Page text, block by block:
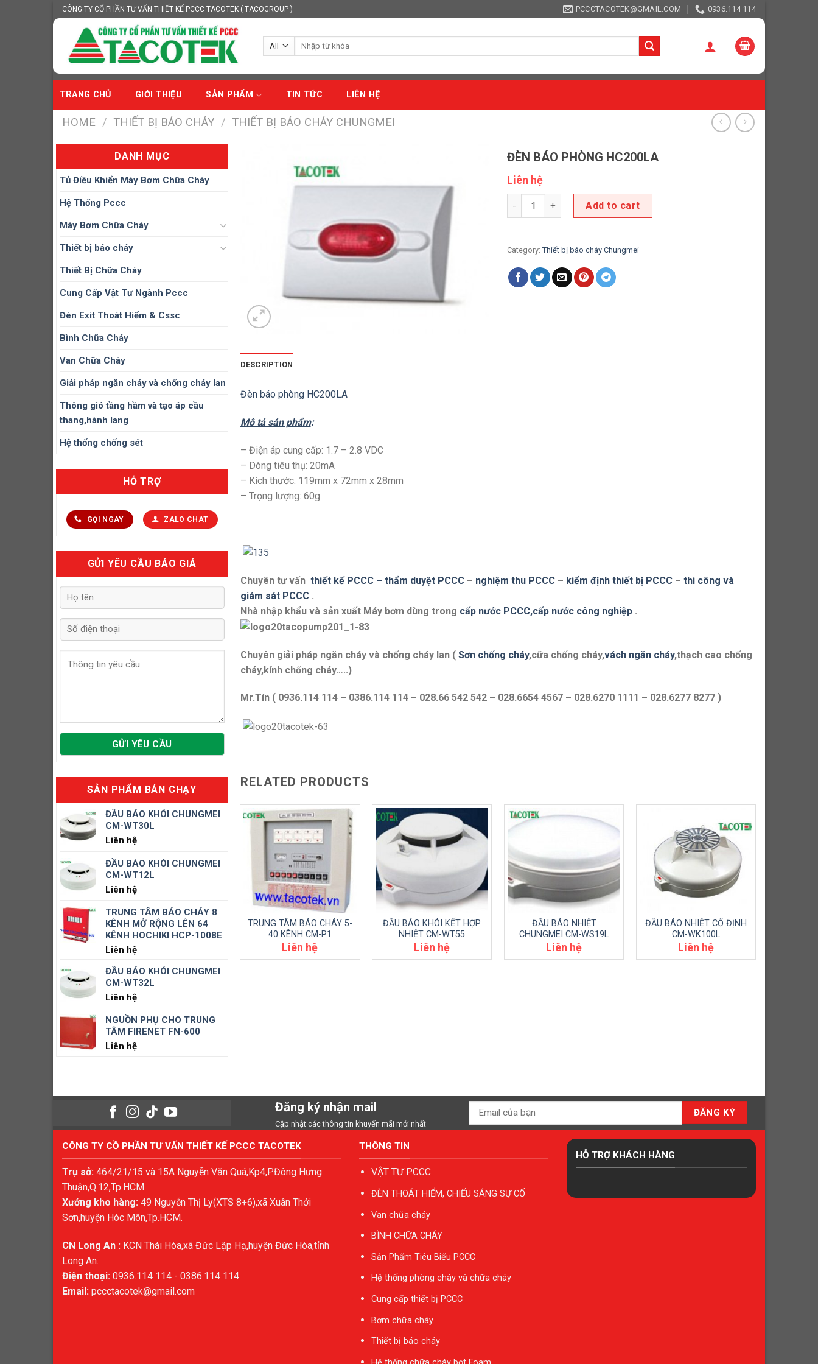
Skip
to
content
CÔNG TY CỔ PHẦN TƯ VẤN THIẾT KẾ PCCC TACOTEK ( TACOGROUP ) PCCCTACOTEK@GMAIL.COM 0936.114 114
Search
TRANG CHỦ GIỚI THIỆU SẢN PHẨM TIN TỨC LIÊN HỆ
HOME / THIẾT BỊ BÁO CHÁY / THIẾT BỊ BÁO CHÁY CHUNGMEI
DANH MỤC
Tủ Điều Khiển Máy Bơm Chữa Cháy
Hệ Thống Pccc
Máy Bơm Chữa Cháy
Thiết bị báo cháy
Thiết Bị Chữa Cháy
Cung Cấp Vật Tư Ngành Pccc
Đèn Exit Thoát Hiểm & Cssc
Bình Chữa Cháy
Van Chữa Cháy
Giải pháp ngăn cháy và chống cháy lan
Thông gió tầng hầm và tạo áp cầu
thang,hành lang
Hệ thống chống sét
HỖ TRỢ
GỌI NGAY ZALO CHAT
GỬI YÊU CẦU BÁO GIÁ
SẢN PHẨM BÁN CHẠY
ĐẦU BÁO KHÓI CHUNGMEI
CM-WT30L
Liên hệ
ĐẦU BÁO KHÓI CHUNGMEI
CM-WT12L
Liên hệ
TRUNG TÂM BÁO CHÁY 8
KÊNH MỞ RỘNG LÊN 64
KÊNH HOCHIKI HCP-1008E
Liên hệ
ĐẦU BÁO KHÓI CHUNGMEI
CM-WT32L
Liên hệ
NGUỒN PHỤ CHO TRUNG
TÂM FIRENET FN-600
Liên hệ
ĐÈN BÁO PHÒNG HC200LA
Liên hệ
ĐÈN BÁO PHÒNG HC200LA quantity
Add to cart
Category:Thiết bị báo cháy Chungmei
DESCRIPTION
Đèn báo phòng HC200LA
Mô tả sản phẩm:
– Điện áp cung cấp: 1.7 – 2.8 VDC
– Dòng tiêu thụ: 20mA
– Kích thước: 119mm x 72mm x 28mm
– Trọng lượng: 60g
Chuyên tư vấn thiết kế PCCC – thẩm duyệt PCCC – nghiệm thu PCCC – kiểm định thiết bị PCCC – thi công và
giám sát PCCC.
Nhà nhập khẩu và sản xuất Máy bơm dùng trong cấp nước PCCC,cấp nước công nghiệp.
Chuyên giải pháp ngăn cháy và chống cháy lan ( Sơn chống cháy,cữa chống cháy,vách ngăn cháy,thạch cao chống
cháy,kính chống cháy…..)
Mr.Tín ( 0936.114 114 – 0386.114 114 – 028.66 542 542 – 028.6654 4567 – 028.6270 1111 – 028.6277 8277 )
RELATED PRODUCTS
TRUNG TÂM BÁO CHÁY 5-
40 KÊNH CM-P1
Liên hệ
ĐẦU BÁO KHÓI KẾT HỢP
NHIỆT CM-WT55
Liên hệ
ĐẦU BÁO NHIỆT
CHUNGMEI CM-WS19L
Liên hệ
ĐẦU BÁO NHIỆT CỐ ĐỊNH
CM-WK100L
Liên hệ
NHIỆT GIA TĂNG
ĐỊNH CM-WSK701
CHUNGMEI CM-FP1
Liên hệ
Đăng ký nhận mail
Cập nhật các thông tin khuyến mãi mới nhất
CÔNG TY CỒ PHẦN TƯ VẤN THIẾT KẾ PCCC TACOTEK
Trụ sở: 464/21/15 và 15A Nguyễn Văn Quá,Kp4,P.Đông Hưng
Thuận,Q.12,Tp.HCM.
Xưởng kho hàng: 49 Nguyễn Thị Ly(XTS 8+6),xã Xuân Thới
Sơn,huyện Hóc Môn,Tp.HCM.
CN Long An : KCN Thái Hòa,xã Đức Lập Hạ,huyện Đức Hòa,tỉnh
Long An.
Điện thoại: 0936.114 114 - 0386.114 114
Email: pccctacotek@gmail.com
THÔNG TIN
VẬT TƯ PCCC
ĐÈN THOÁT HIỂM, CHIẾU SÁNG SỰ CỐ
Van chữa cháy
BÌNH CHỮA CHÁY
Sản Phẩm Tiêu Biểu PCCC
Hệ thống phòng cháy và chữa cháy
Cung cấp thiết bị PCCC
Bơm chữa cháy
Thiết bị báo cháy
HỖ TRỢ KHÁCH HÀNG